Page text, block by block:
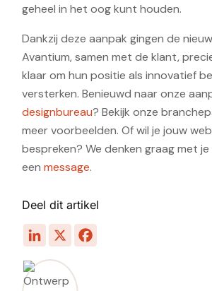
geheel in het oog kunt houden.
Dankzij deze aanpak gingen de
Avantium, samen met de klant,
klaar om hun positie als innovatief
versterken. Benieuwd naar onze
designbureau? Bekijk onze
meer voorbeelden. Of wil je jouw
bespreken? We denken graag met
eenmessage.
Deel dit artikel